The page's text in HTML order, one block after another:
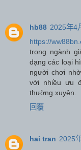
hb88 2025年4
https://
trong ngành
dạng các loại
người chơi
với nhiều ưu
thường xuyên.
回覆
hai tran 2025